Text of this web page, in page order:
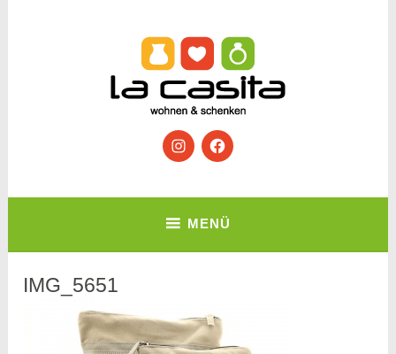
Wohnen & Schenken InstagramFacebook
MENÜ
IMG_5651